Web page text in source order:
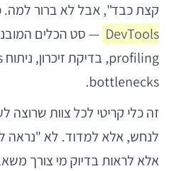
קצת כבד", אבל לא ברור למה.
DevTools
bottlenecks.
זה כלי קריטי לכל צוות שרוצה